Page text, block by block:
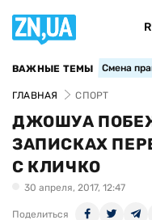
ВАЖНЫЕ ТЕМЫ Смена
ГЛАВНАЯ СПОРТ
ДЖОШУА
ЗАПИСКАХ
С КЛИЧКО
30 апреля, 2017, 12:47
Поделиться